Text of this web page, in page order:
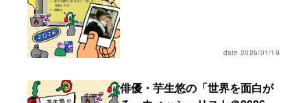
date 2026/01/19
俳優・芋生悠の「世界を面白が